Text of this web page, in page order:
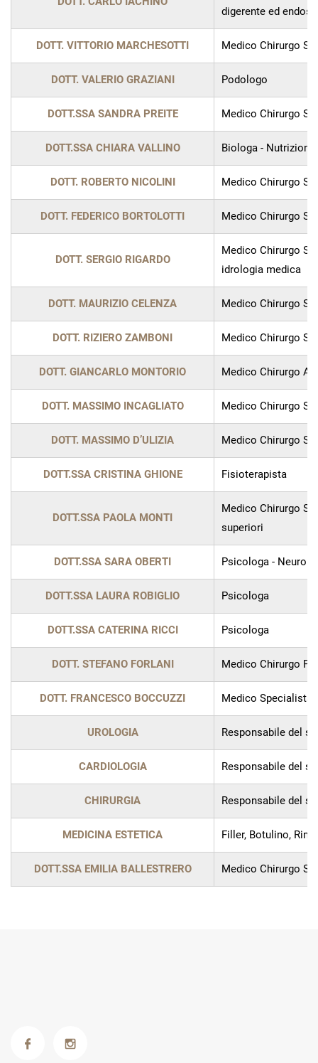
digerente ed
DOTT. VITTORIO MARCHESOTTI Medico Chirurgo
DOTT. VALERIO GRAZIANI Podologo
DOTT.SSA SANDRA PREITE Medico Chirurgo
DOTT.SSA CHIARA VALLINO Biologa -
DOTT. ROBERTO NICOLINI Medico Chirurgo
DOTT. FEDERICO BORTOLOTTI Medico Chirurgo
DOTT. SERGIO RIGARDO
Medico Chirurgo
idrologia medica
DOTT. MAURIZIO CELENZA Medico Chirurgo
DOTT. RIZIERO ZAMBONI Medico Chirurgo
DOTT. GIANCARLO MONTORIO Medico Chirurgo
DOTT. MASSIMO INCAGLIATO Medico Chirurgo
DOTT. MASSIMO D’ULIZIA Medico Chirurgo
DOTT.SSA CRISTINA GHIONE Fisioterapista
DOTT.SSA PAOLA MONTI
Medico Chirurgo
superiori
DOTT.SSA SARA OBERTI Psicologa -
DOTT.SSA LAURA ROBIGLIO Psicologa
DOTT.SSA CATERINA RICCI Psicologa
DOTT. STEFANO FORLANI Medico Chirurgo
DOTT. FRANCESCO BOCCUZZI Medico Specialista
UROLOGIA Responsabile del
CARDIOLOGIA Responsabile del
CHIRURGIA Responsabile del
MEDICINA ESTETICA Filler, Botulino,
DOTT.SSA EMILIA BALLESTRERO Medico Chirurgo